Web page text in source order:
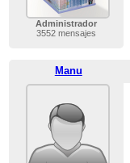
Administrador
3552 mensajes
Manu